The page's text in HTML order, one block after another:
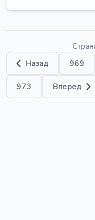
Назад 969
973 Вперед